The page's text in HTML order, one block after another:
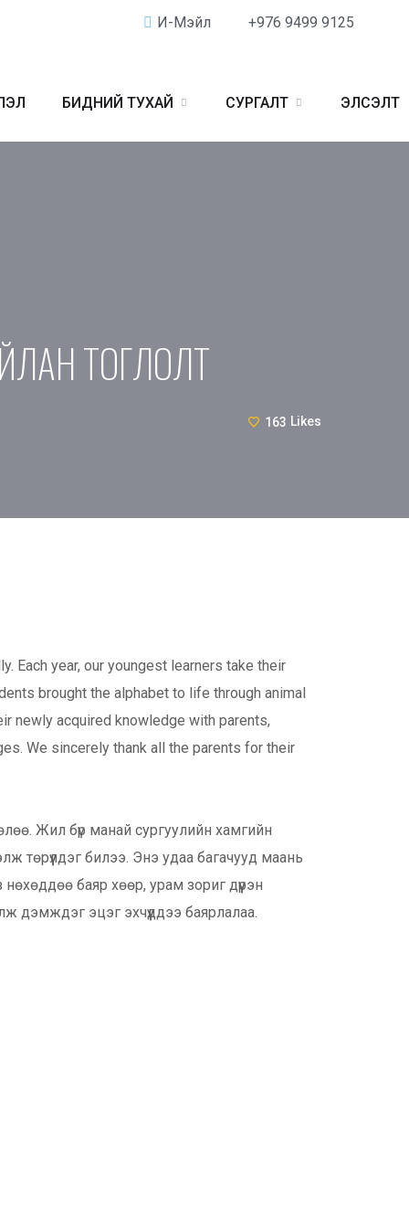
И-Мэйл +976 9499 9125
БИДНИЙ ТУХАЙ СУРГАЛТ ЭЛСЭЛТ
ТОГЛОЛТ
163 Likes
Each year, our youngest learners take their
brought the alphabet to life through animal
newly acquired knowledge with parents,
We sincerely thank all the parents for their
Жил бүр манай сургуулийн хамгийн
төрүүлдэг билээ. Энэ удаа багачууд маань
баяр хөөр, урам зориг дүүрэн
дэмждэг эцэг эхчүүддээ баярлалаа.